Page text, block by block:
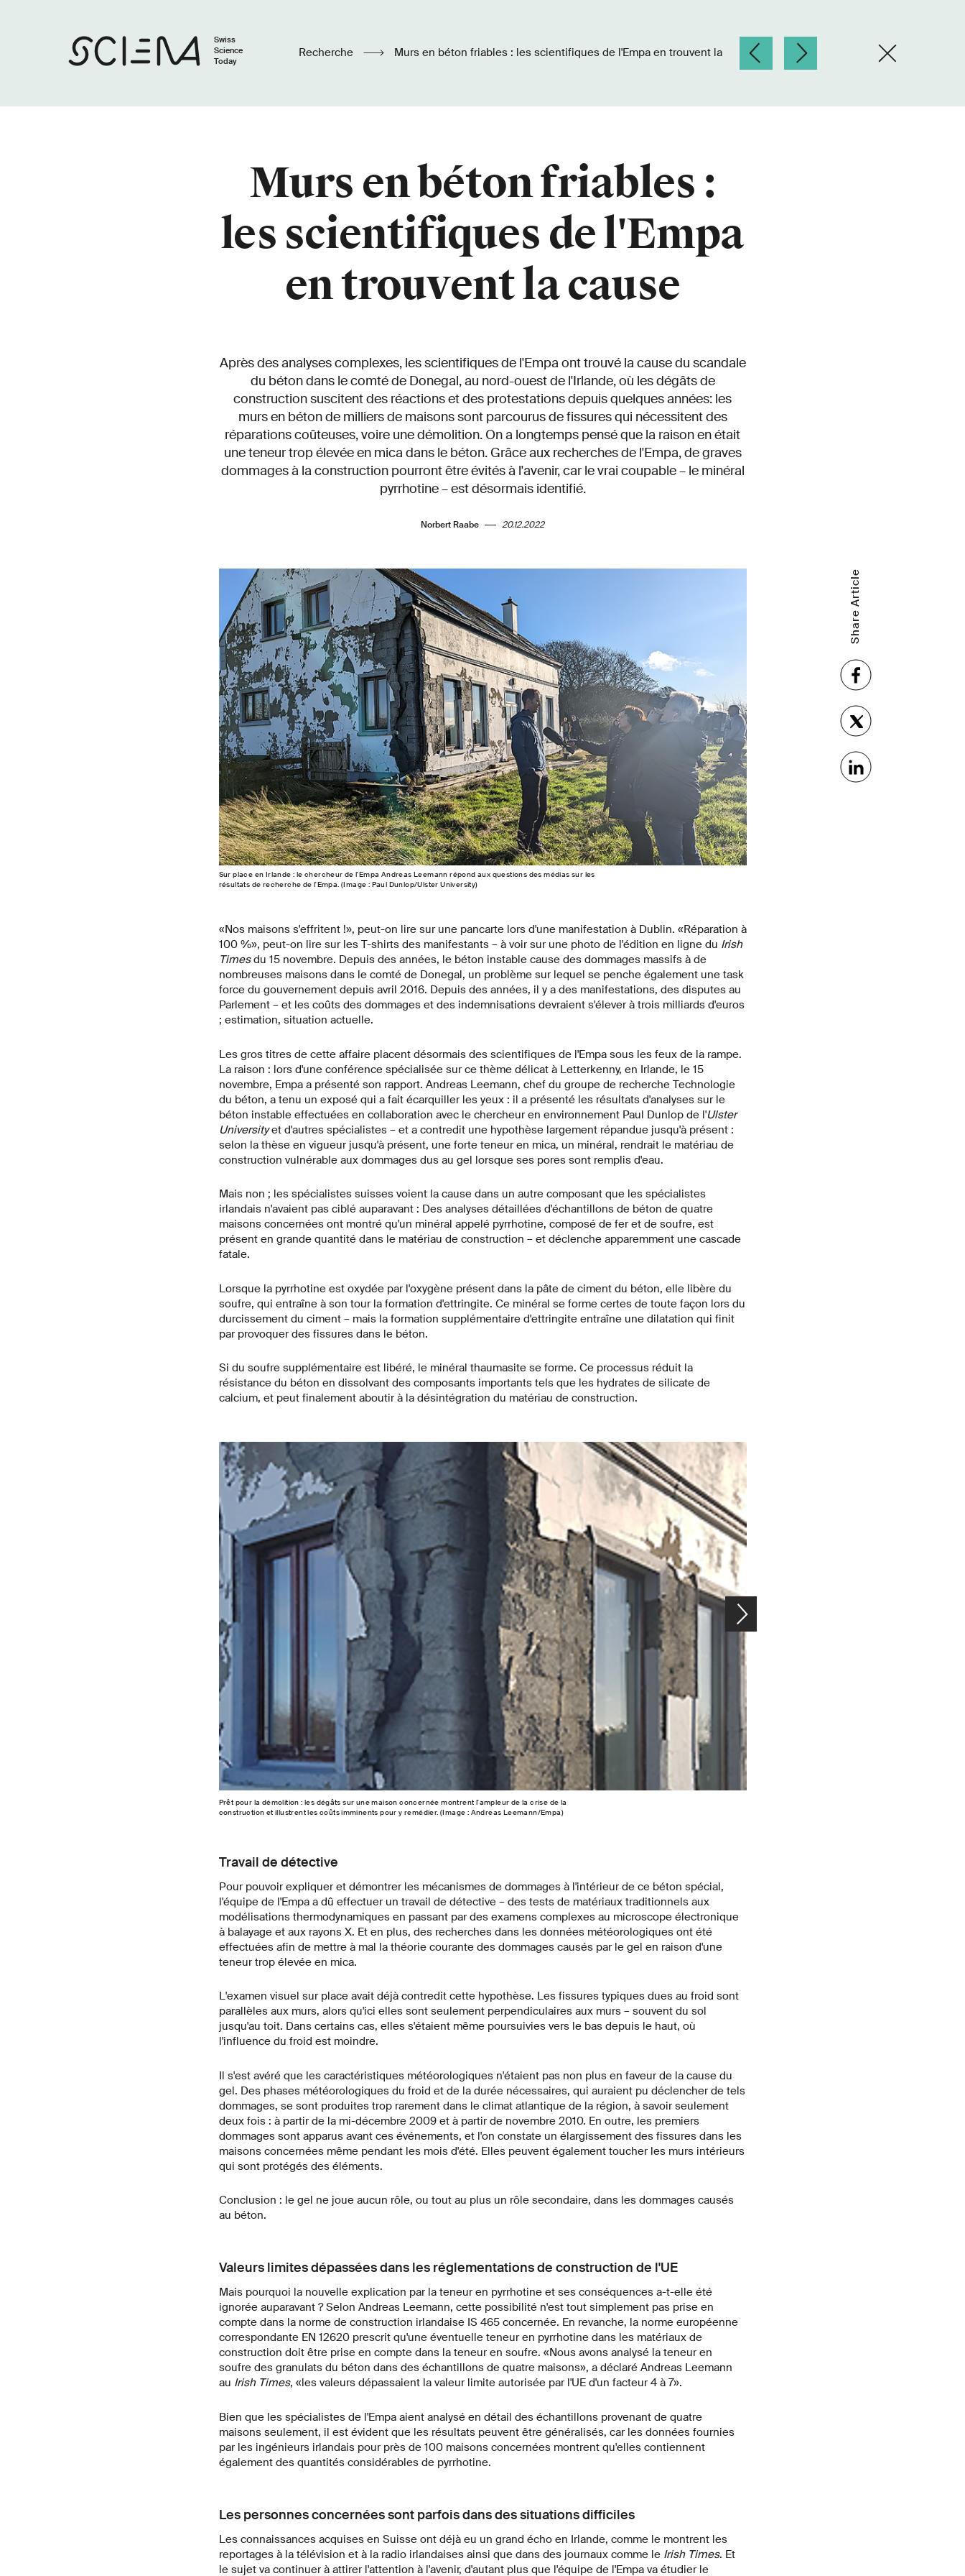
Swiss
Science
Today
Recherche
Murs en béton friables :
les scientifiques de l'Empa
en trouvent la cause
Après des analyses complexes, les scientifiques de l'Empa ont trouvé la cause du scandale
du béton dans le comté de Donegal, au nord-ouest de l'Irlande, où les dégâts de
construction suscitent des réactions et des protestations depuis quelques années: les
murs en béton de milliers de maisons sont parcourus de fissures qui nécessitent des
réparations coûteuses, voire une démolition. On a longtemps pensé que la raison en était
une teneur trop élevée en mica dans le béton. Grâce aux recherches de l'Empa, de graves
dommages à la construction pourront être évités à l'avenir, car le vrai coupable – le minéral
pyrrhotine – est désormais identifié.
Norbert Raabe 20.12.2022
Sur place en Irlande : le chercheur de l'Empa Andreas Leemann répond aux questions des médias sur les
résultats de recherche de l'Empa. (Image : Paul Dunlop/Ulster University)
Share Article
«Nos maisons s'effritent !», peut-on lire sur une pancarte lors d'une manifestation à Dublin. «Réparation à
100 %», peut-on lire sur les T-shirts des manifestants – à voir sur une photo de l'édition en ligne du Irish
Timesdu 15 novembre. Depuis des années, le béton instable cause des dommages massifs à de
nombreuses maisons dans le comté de Donegal, un problème sur lequel se penche également une task
force du gouvernement depuis avril 2016. Depuis des années, il y a des manifestations, des disputes au
Parlement – et les coûts des dommages et des indemnisations devraient s'élever à trois milliards d'euros
; estimation, situation actuelle.
Les gros titres de cette affaire placent désormais des scientifiques de l'Empa sous les feux de la rampe.
La raison : lors d'une conférence spécialisée sur ce thème délicat à Letterkenny, en Irlande, le 15
novembre, Empa a présenté son rapport. Andreas Leemann, chef du groupe de recherche Technologie
du béton, a tenu un exposé qui a fait écarquiller les yeux : il a présenté les résultats d'analyses sur le
béton instable effectuées en collaboration avec le chercheur en environnement Paul Dunlop de l'Ulster
Universityet d'autres spécialistes – et a contredit une hypothèse largement répandue jusqu'à présent :
selon la thèse en vigueur jusqu'à présent, une forte teneur en mica, un minéral, rendrait le matériau de
construction vulnérable aux dommages dus au gel lorsque ses pores sont remplis d'eau.
Mais non ; les spécialistes suisses voient la cause dans un autre composant que les spécialistes
irlandais n'avaient pas ciblé auparavant : Des analyses détaillées d'échantillons de béton de quatre
maisons concernées ont montré qu'un minéral appelé pyrrhotine, composé de fer et de soufre, est
présent en grande quantité dans le matériau de construction – et déclenche apparemment une cascade
fatale.
Lorsque la pyrrhotine est oxydée par l'oxygène présent dans la pâte de ciment du béton, elle libère du
soufre, qui entraîne à son tour la formation d'ettringite. Ce minéral se forme certes de toute façon lors du
durcissement du ciment – mais la formation supplémentaire d'ettringite entraîne une dilatation qui finit
par provoquer des fissures dans le béton.
Si du soufre supplémentaire est libéré, le minéral thaumasite se forme. Ce processus réduit la
résistance du béton en dissolvant des composants importants tels que les hydrates de silicate de
calcium, et peut finalement aboutir à la désintégration du matériau de construction.
Prêt pour la démolition : les dégâts sur une maison concernée montrent l'ampleur de la crise de la
construction et illustrent les coûts imminents pour y remédier. (Image : Andreas Leemann/Empa)
Travail de détective
Pour pouvoir expliquer et démontrer les mécanismes de dommages à l'intérieur de ce béton spécial,
l'équipe de l'Empa a dû effectuer un travail de détective – des tests de matériaux traditionnels aux
modélisations thermodynamiques en passant par des examens complexes au microscope électronique
à balayage et aux rayons X. Et en plus, des recherches dans les données météorologiques ont été
effectuées afin de mettre à mal la théorie courante des dommages causés par le gel en raison d'une
teneur trop élevée en mica.
L'examen visuel sur place avait déjà contredit cette hypothèse. Les fissures typiques dues au froid sont
parallèles aux murs, alors qu'ici elles sont seulement perpendiculaires aux murs – souvent du sol
jusqu'au toit. Dans certains cas, elles s'étaient même poursuivies vers le bas depuis le haut, où
l'influence du froid est moindre.
Il s'est avéré que les caractéristiques météorologiques n'étaient pas non plus en faveur de la cause du
gel. Des phases météorologiques du froid et de la durée nécessaires, qui auraient pu déclencher de tels
dommages, se sont produites trop rarement dans le climat atlantique de la région, à savoir seulement
deux fois : à partir de la mi-décembre 2009 et à partir de novembre 2010. En outre, les premiers
dommages sont apparus avant ces événements, et l'on constate un élargissement des fissures dans les
maisons concernées même pendant les mois d'été. Elles peuvent également toucher les murs intérieurs
qui sont protégés des éléments.
Conclusion : le gel ne joue aucun rôle, ou tout au plus un rôle secondaire, dans les dommages causés
au béton.
Valeurs limites dépassées dans les réglementations de construction de l'UE
Mais pourquoi la nouvelle explication par la teneur en pyrrhotine et ses conséquences a-t-elle été
ignorée auparavant ? Selon Andreas Leemann, cette possibilité n'est tout simplement pas prise en
compte dans la norme de construction irlandaise IS 465 concernée. En revanche, la norme européenne
correspondante EN 12620 prescrit qu'une éventuelle teneur en pyrrhotine dans les matériaux de
construction doit être prise en compte dans la teneur en soufre. «Nous avons analysé la teneur en
soufre des granulats du béton dans des échantillons de quatre maisons», a déclaré Andreas Leemann
au Irish Times, «les valeurs dépassaient la valeur limite autorisée par l'UE d'un facteur 4 à 7».
Bien que les spécialistes de l'Empa aient analysé en détail des échantillons provenant de quatre
maisons seulement, il est évident que les résultats peuvent être généralisés, car les données fournies
par les ingénieurs irlandais pour près de 100 maisons concernées montrent qu'elles contiennent
également des quantités considérables de pyrrhotine.
Les personnes concernées sont parfois dans des situations difficiles
Les connaissances acquises en Suisse ont déjà eu un grand écho en Irlande, comme le montrent les
reportages à la télévision et à la radio irlandaises ainsi que dans des journaux comme le Irish Times. Et
le sujet va continuer à attirer l'attention à l'avenir, d'autant plus que l'équipe de l'Empa va étudier le